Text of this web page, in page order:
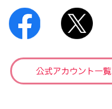
公式アカウント一覧